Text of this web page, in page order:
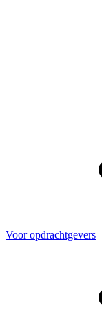
Voor opdrachtgevers